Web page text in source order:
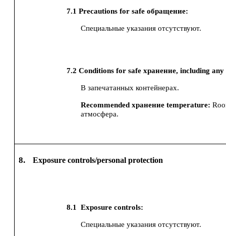
7.1 Precautions for safe обращение:
Специальные указания отсутствуют.
7.2 Conditions for safe хранение, including
В запечатанных контейнерах.
Recommended хранение temperature:
атмосфера.
8. Exposure controls/personal protection
8.1 Exposure controls:
Специальные указания отсутствуют.